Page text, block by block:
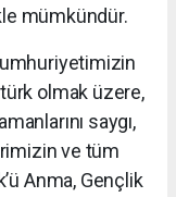
mümkündür.
olmak üzere,
saygı,
ve tüm
Anma, Gençlik